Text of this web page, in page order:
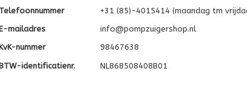
Telefoonnummer
+31 (85)-4015414 (maandag tm
mailadres
info@pompzuigershop.nl
nummer
98467638
identificatienr. NL868508408B01